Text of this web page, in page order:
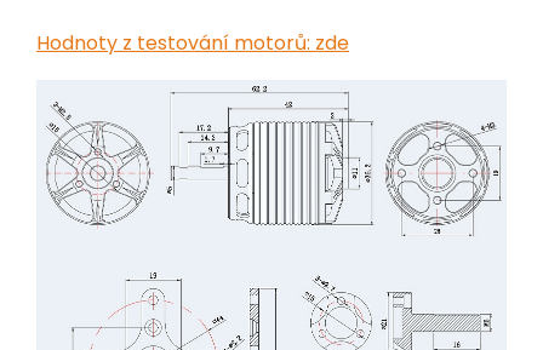
Hodnoty z testování motorů: zde